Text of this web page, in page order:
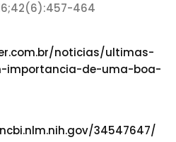
464
noticias/ultimas-
importancia-de-uma-boa-
34547647/